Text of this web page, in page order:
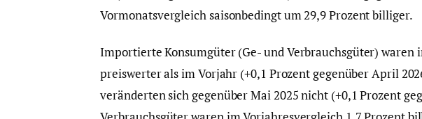
Vormonatsvergleich saisonbedingt um 29,9 Prozent billiger.
Importierte Konsumgüter (Ge- und Verbrauchsgüter) waren
preiswerter als im Vorjahr (+0,1 Prozent gegenüber April
veränderten sich gegenüber Mai 2025 nicht (+0,1 Prozent